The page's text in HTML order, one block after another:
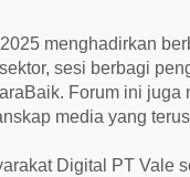
menghadirkan
sesi berbagi
Forum ini juga
media yang
Digital PT Vale